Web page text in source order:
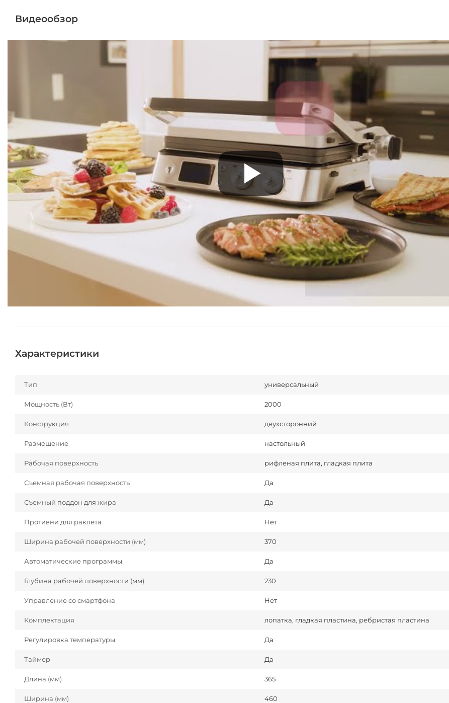
Видеообзор
Характеристики
Тип универсальный
Мощность (Вт) 2000
Конструкция двухсторонний
Размещение настольный
Рабочая поверхность рифленая плита, гладкая плита
Съемная рабочая поверхность Да
Съемный поддон для жира Да
Противни для раклета Нет
Ширина рабочей поверхности (мм) 370
Автоматические программы Да
Глубина рабочей поверхности (мм) 230
Управление со смартфона Нет
Комплектация лопатка, гладкая пластина, ребристая пластина
Регулировка температуры Да
Таймер Да
Длина (мм) 365
Ширина (мм) 460